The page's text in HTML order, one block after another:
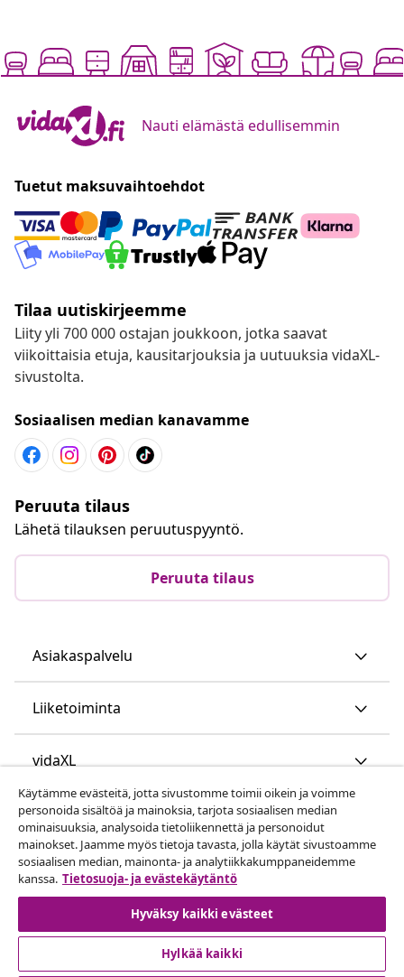
Nauti elämästä edullisemmin
Tuetut maksuvaihtoehdot
Tilaa uutiskirjeemme
Liity yli 700 000 ostajan joukkoon, jotka saavat
viikoittaisia etuja, kausitarjouksia ja uutuuksia vidaXL-
sivustolta.
Sosiaalisen median kanavamme
Peruuta tilaus
Lähetä tilauksen peruutuspyyntö.
Peruuta tilaus
Asiakaspalvelu
Liiketoiminta
vidaXL
Löydä lisää
© 2008-2026 vidaXL www.vidaxl.fi on vidaXL Marketplace
Käytämme evästeitä, jotta sivustomme toimii oikein ja voimme
personoida sisältöä ja mainoksia, tarjota sosiaalisen median
ominaisuuksia, analysoida tietoliikennettä ja personoidut
mainokset. Jaamme myös tietoja tavasta, jolla käytät sivustoamme
sosiaalisen median, mainonta- ja analytiikkakumppaneidemme
kanssa. Tietosuoja- ja evästekäytäntö
Hyväksy kaikki evästeet
Hylkää kaikki